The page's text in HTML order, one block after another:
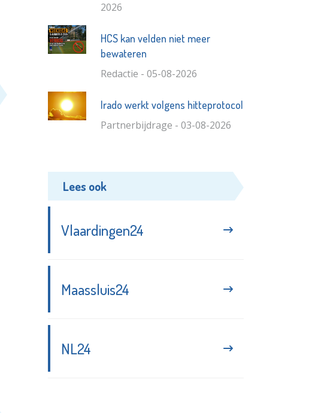
2026
HCS kan velden niet meer
bewateren
Redactie - 05-08-2026
Irado werkt volgens hitteprotocol
Partnerbijdrage - 03-08-2026
Lees ook
Vlaardingen24
Maassluis24
NL24